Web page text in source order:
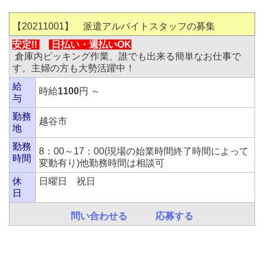
【20211001】 派遣アルバイトスタッフの募集
安定!!
日払い・ 週払いOK
倉庫内ピッキング作業、誰でも出来る簡単なお仕事で
す。主婦の方も大勢活躍中！
給
与
時給1100円 ～
勤務
地
越谷市
勤務
時間
8：00～17：00(現場の始業時間終了時間によって
変動有り)他勤務時間は相談可
休
日
日曜日 祝日
問い合わせる 応募する